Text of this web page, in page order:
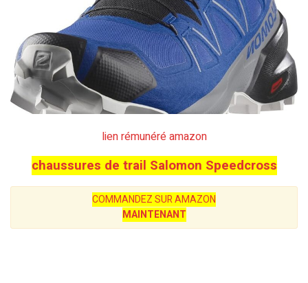
lien rémunéré amazon
chaussures de trail Salomon Speedcross
COMMANDEZ SUR AMAZON
MAINTENANT